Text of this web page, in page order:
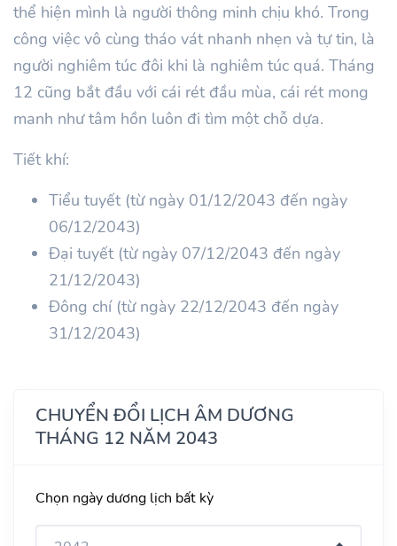
thể hiện mình là người thông minh chịu khó. Trong
công việc vô cùng tháo vát nhanh nhẹn và tự tin, là
người nghiêm túc đôi khi là nghiêm túc quá. Tháng
12 cũng bắt đầu với cái rét đầu mùa, cái rét mong
manh như tâm hồn luôn đi tìm một chỗ dựa.
Tiết khí:
Tiểu tuyết (từ ngày 01/12/2043 đến ngày
06/12/2043)
Đại tuyết (từ ngày 07/12/2043 đến ngày
21/12/2043)
Đông chí (từ ngày 22/12/2043 đến ngày
31/12/2043)
CHUYỂN ĐỔI LỊCH ÂM DƯƠNG
THÁNG 12 NĂM 2043
Chọn ngày dương lịch bất kỳ